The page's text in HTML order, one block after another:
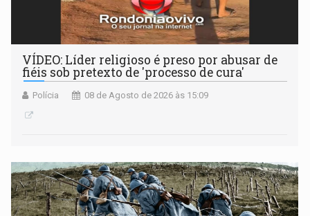
VÍDEO: Líder religioso é preso por abusar de
fiéis sob pretexto de 'processo de cura'
Polícia 08 de Agosto de 2026 às 15:09